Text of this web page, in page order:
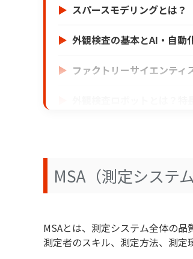
スパースモデリングとは？
外観検査の基本とAI・自動
ファクトリーサイエンティ
外観検査ロボットとは？
製造業における生成AI活
QCD +S（安全衛生）とは
MSA（測定システ
MSAとは、測定システム全体の品
測定者のスキル、測定方法、測定